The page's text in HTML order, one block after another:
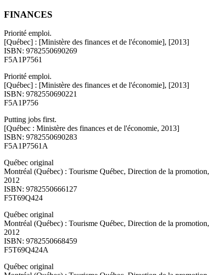
FINANCES
Priorité emploi.
[Québec] : [Ministère des finances et de l'économie], [2013]
ISBN: 9782550690269
F5A1P7561
Priorité emploi.
[Québec] : [Ministère des finances et de l'économie], [2013]
ISBN: 9782550690221
F5A1P756
Putting jobs first.
[Québec : Ministère des finances et de l'économie, 2013]
ISBN: 9782550690283
F5A1P7561A
Québec original
Montréal (Québec) : Tourisme Québec, Direction de la promotion,
2012
ISBN: 9782550666127
F5T69Q424
Québec original
Montréal (Québec) : Tourisme Québec, Direction de la promotion,
2012
ISBN: 9782550668459
F5T69Q424A
Québec original